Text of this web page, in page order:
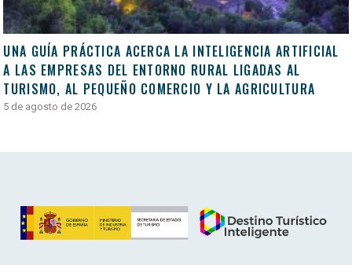
UNA GUÍA PRÁCTICA ACERCA LA INTELIGENCIA ARTIFICIAL
A LAS EMPRESAS DEL ENTORNO RURAL LIGADAS AL
TURISMO, AL PEQUEÑO COMERCIO Y LA AGRICULTURA
5 de agosto de 2026